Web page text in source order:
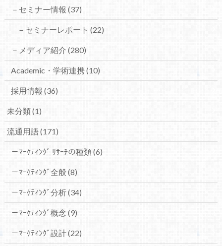
－セミナー情報 (37)
－セミナーレポート (22)
－メディア紹介 (280)
Academic・学術連携(10)
採用情報 (36)
未分類(1)
流通用語(171)
－ﾏｰｹﾃｨﾝｸﾞ ﾘｻｰﾁの種類(6)
－ﾏｰｹﾃｨﾝｸﾞ全般(8)
－ﾏｰｹﾃｨﾝｸﾞ分析(34)
－ﾏｰｹﾃｨﾝｸﾞ概念 (9)
－ﾏｰｹﾃｨﾝｸﾞ設計(22)